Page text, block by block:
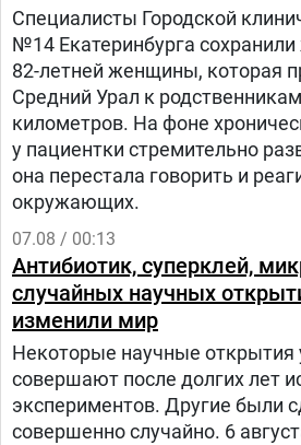
Специалисты Городской
№14 Екатеринбурга
82-летней женщины, которая
Средний Урал к
километров. На фоне
у пациентки стремительно
она перестала говорить и
окружающих.
07.08 / 00:13
Антибиотик, суперклей,
случайных научных
изменили мир
Некоторые научные открытия
совершают после долгих лет
экспериментов. Другие были
совершенно случайно. 6